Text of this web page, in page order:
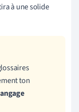
à une solide
ton